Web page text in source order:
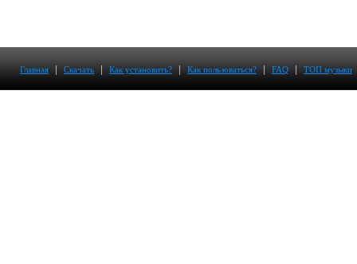
Главная | Скачать | Как установить? | Как пользоваться? | FAQ | ТОП музыки